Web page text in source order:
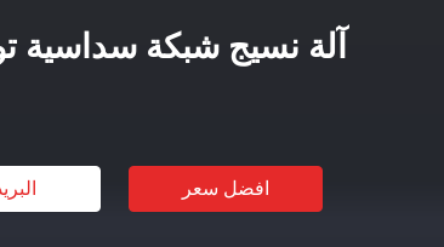
آلة نسيج شبكة سداسية
افضل سعر